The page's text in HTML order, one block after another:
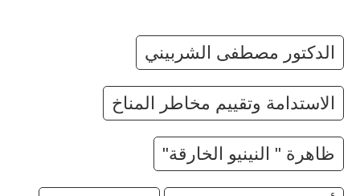
الدكتور مصطفى الشربيني
الاستدامة وتقييم مخاطر المناخ
ظاهرة " النينيو الخارقة"